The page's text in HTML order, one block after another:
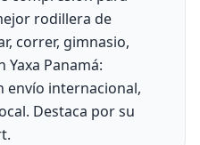
rodillera de
correr, gimnasio,
Panamá:
internacional,
Destaca por su